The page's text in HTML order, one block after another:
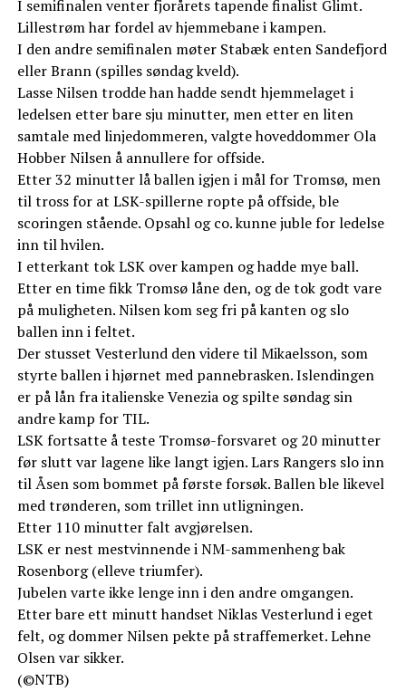
I semifinalen venter fjorårets tapende finalist Glimt.
Lillestrøm har fordel av hjemmebane i kampen.
I den andre semifinalen møter Stabæk enten Sandefjord
eller Brann (spilles søndag kveld).
Lasse Nilsen trodde han hadde sendt hjemmelaget i
ledelsen etter bare sju minutter, men etter en liten
samtale med linjedommeren, valgte hoveddommer Ola
Hobber Nilsen å annullere for offside.
Etter 32 minutter lå ballen igjen i mål for Tromsø, men
til tross for at LSK-spillerne ropte på offside, ble
scoringen stående. Opsahl og co. kunne juble for ledelse
inn til hvilen.
I etterkant tok LSK over kampen og hadde mye ball.
Etter en time fikk Tromsø låne den, og de tok godt vare
på muligheten. Nilsen kom seg fri på kanten og slo
ballen inn i feltet.
Der stusset Vesterlund den videre til Mikaelsson, som
styrte ballen i hjørnet med pannebrasken. Islendingen
er på lån fra italienske Venezia og spilte søndag sin
andre kamp for TIL.
LSK fortsatte å teste Tromsø-forsvaret og 20 minutter
før slutt var lagene like langt igjen. Lars Rangers slo inn
til Åsen som bommet på første forsøk. Ballen ble likevel
med trønderen, som trillet inn utligningen.
Etter 110 minutter falt avgjørelsen.
LSK er nest mestvinnende i NM-sammenheng bak
Rosenborg (elleve triumfer).
Jubelen varte ikke lenge inn i den andre omgangen.
Etter bare ett minutt handset Niklas Vesterlund i eget
felt, og dommer Nilsen pekte på straffemerket. Lehne
Olsen var sikker.
(©NTB)